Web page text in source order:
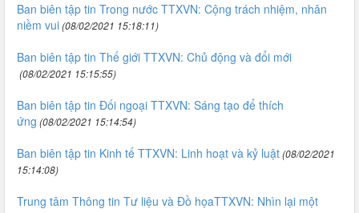
Ban biên tập tin Trong nước TTXVN: Cộng trách nhiệm, nhân
niềm vui(08/02/2021 15:18:11)
Ban biên tập tin Thế giới TTXVN: Chủ động và đổi mới
(08/02/2021 15:15:55)
Ban biên tập tin Đối ngoại TTXVN: Sáng tạo để thích
ứng (08/02/2021 15:14:54)
Ban biên tập tin Kinh tế TTXVN: Linh hoạt và kỷ luật(08/02/2021
15:14:08)
Trung tâm Thông tin Tư liệu và Đồ họaTTXVN: Nhìn lại một